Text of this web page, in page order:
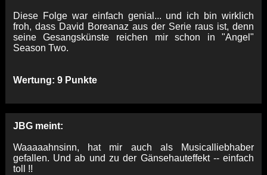
Diese Folge war einfach genial... und ich bin wirklich
froh, dass David Boreanaz aus der Serie raus ist, denn
seine Gesangskünste reichen mir schon in "Angel"
Season Two.
Wertung: 9 Punkte
JBG meint:
Waaaaahnsinn, hat mir auch als Musicalliebhaber
gefallen. Und ab und zu der Gänsehauteffekt -- einfach
toll !!